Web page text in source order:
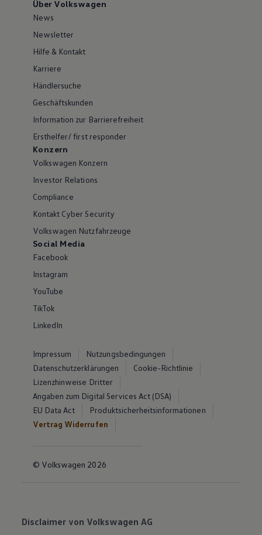
Über Volkswagen
News
Newsletter
Hilfe & Kontakt
Karriere
Händlersuche
Geschäftskunden
Information zur Barrierefreiheit
Ersthelfer/ first responder
Konzern
Volkswagen Konzern
Investor Relations
Compliance
Kontakt Cyber Security
Volkswagen Nutzfahrzeuge
Social Media
Facebook
Instagram
YouTube
TikTok
LinkedIn
Impressum
Nutzungsbedingungen
Datenschutzerklärungen
Cookie-Richtlinie
Lizenzhinweise Dritter
Angaben zum Digital Services Act (DSA)
EU Data Act
Produktsicherheitsinformationen
Vertrag Widerrufen
© Volkswagen 2026
Disclaimer von Volkswagen AG